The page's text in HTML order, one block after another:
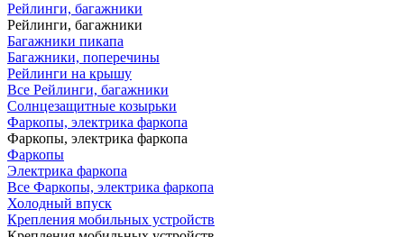
Рейлинги, багажники
Рейлинги, багажники
Багажники пикапа
Багажники, поперечины
Рейлинги на крышу
Все Рейлинги, багажники
Солнцезащитные козырьки
Фаркопы, электрика фаркопа
Фаркопы, электрика фаркопа
Фаркопы
Электрика фаркопа
Все Фаркопы, электрика фаркопа
Холодный впуск
Крепления мобильных устройств